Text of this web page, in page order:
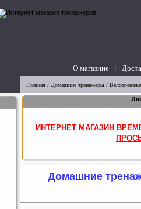
О магазине
вопросы
Главная / Домашние тренажеры /
ИНТЕРНЕТ МАГАЗИН
Домашние